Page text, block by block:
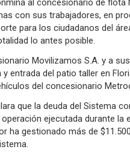
al concesionario de flota
con sus trabajadores, en
para los ciudadanos del
lo antes posible.
Movilizamos S.A. y a
y entrada del patio taller en
del concesionario
que la deuda del Sistema
ejecutada durante la
ha gestionado más de